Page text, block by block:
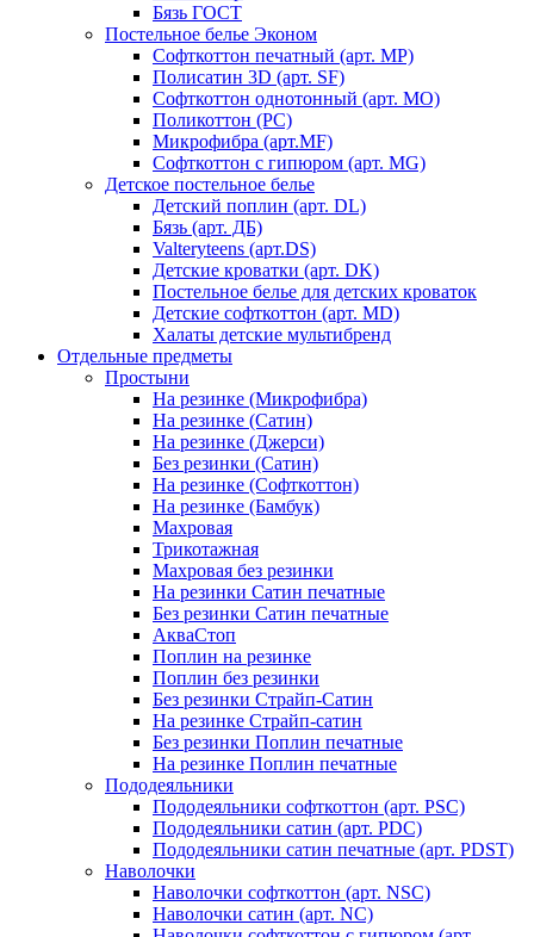
Бязь ГОСТ
Постельное белье Эконом
Софткоттон печатный (арт. MР)
Полисатин 3D (арт. SF)
Софткоттон однотонный (арт. MO)
Поликоттон (PC)
Микрофибра (арт.MF)
Софткоттон с гипюром (арт. MG)
Детское постельное белье
Детский поплин (арт. DL)
Бязь (арт. ДБ)
Valteryteens (арт.DS)
Детские кроватки (арт. DK)
Постельное белье для детских кроваток
Детские софткоттон (арт. MD)
Халаты детские мультибренд
Отдельные предметы
Простыни
На резинке (Микрофибра)
На резинке (Сатин)
На резинке (Джерси)
Без резинки (Сатин)
На резинке (Софткоттон)
На резинке (Бамбук)
Махровая
Трикотажная
Махровая без резинки
На резинки Сатин печатные
Без резинки Сатин печатные
АкваСтоп
Поплин на резинке
Поплин без резинки
Без резинки Страйп-Сатин
На резинке Страйп-сатин
Без резинки Поплин печатные
На резинке Поплин печатные
Пододеяльники
Пододеяльники софткоттон (арт. PSC)
Пододеяльники сатин (арт. PDC)
Пододеяльники сатин печатные (арт. PDST)
Наволочки
Наволочки софткоттон (арт. NSC)
Наволочки сатин (арт. NC)